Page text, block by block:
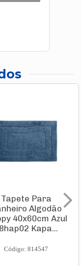
Tapete Para
Algodão
40x60cm Azul
Kapa...
Código: 814547